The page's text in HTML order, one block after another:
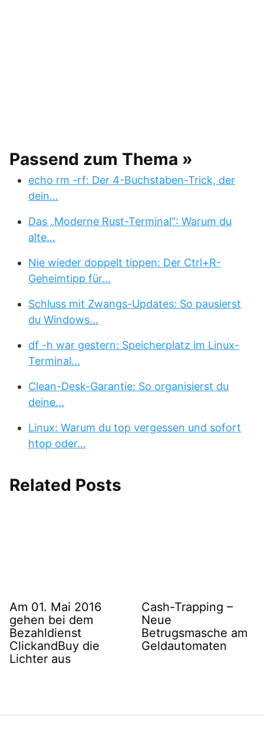
Passend zum Thema »
echo rm -rf: Der 4-Buchstaben-Trick, der
dein…
Das „Moderne Rust-Terminal“: Warum du
alte…
Nie wieder doppelt tippen: Der Ctrl+R-
Geheimtipp für…
Schluss mit Zwangs-Updates: So pausierst
du Windows…
df -h war gestern: Speicherplatz im Linux-
Terminal…
Clean-Desk-Garantie: So organisierst du
deine…
Linux: Warum du top vergessen und sofort
htop oder…
Related Posts
Am 01. Mai 2016
gehen bei dem
Bezahldienst
ClickandBuy die
Lichter aus
Cash-Trapping –
Neue
Betrugsmasche am
Geldautomaten